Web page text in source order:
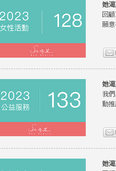
她
回
願
她
我
動
她